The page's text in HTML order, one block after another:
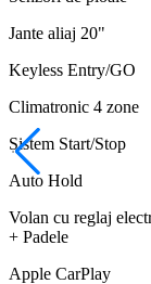
Jante aliaj 20"
Keyless Entry/GO
Climatronic 4 zone
Sistem Start/Stop
Auto Hold
Volan cu reglaj
+ Padele
Apple CarPlay